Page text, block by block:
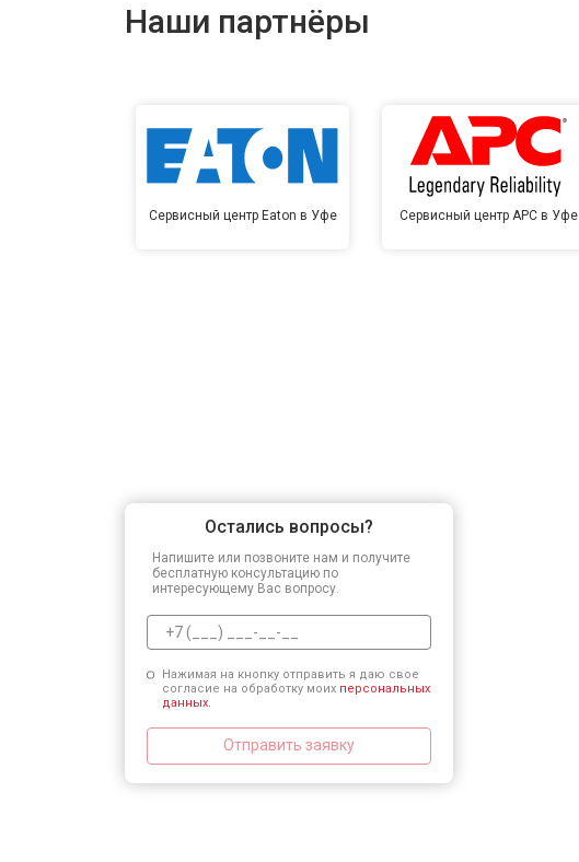
Наши партнёры
Сервисный центр Eaton в Уфе Сервисный центр APC в Уфе
Остались вопросы?
Напишите или позвоните нам и получите
бесплатную консультацию по
интересующему Вас вопросу.
Нажимая на кнопку отправить я даю свое
согласие на обработку моих персональных
данных.
Отправить заявку